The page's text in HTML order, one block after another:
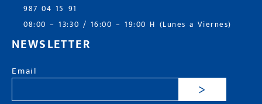
987 04 15 91
08:00 – 13:30 / 16:00 – 19:00 H (Lunes a Viernes)
NEWSLETTER
Email
>